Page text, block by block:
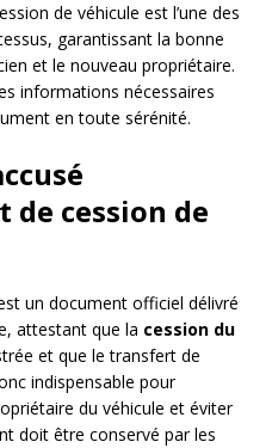
de véhicule est l’une des
garantissant la bonne
et le nouveau propriétaire.
informations nécessaires
en toute sérénité.
de cession de
un document officiel délivré
attestant que la cession du
et que le transfert de
indispensable pour
du véhicule et éviter
doit être conservé par les